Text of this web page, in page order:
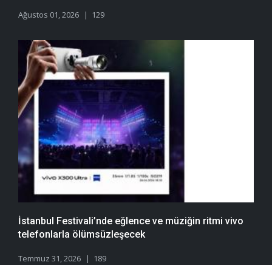
Ağustos 01, 2026 129
İstanbul Festivali’nde eğlence ve müziğin ritmi vivo
telefonlarla ölümsüzleşecek
Temmuz 31, 2026 189